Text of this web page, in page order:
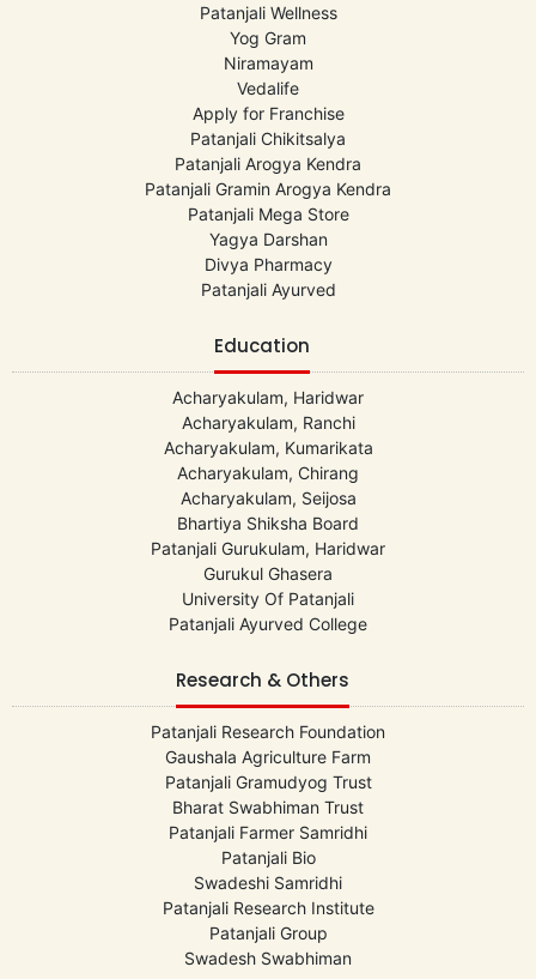
Patanjali Wellness
Yog Gram
Niramayam
Vedalife
Apply for Franchise
Patanjali Chikitsalya
Patanjali Arogya Kendra
Patanjali Gramin Arogya Kendra
Patanjali Mega Store
Yagya Darshan
Divya Pharmacy
Patanjali Ayurved
Education
Acharyakulam, Haridwar
Acharyakulam, Ranchi
Acharyakulam, Kumarikata
Acharyakulam, Chirang
Acharyakulam, Seijosa
Bhartiya Shiksha Board
Patanjali Gurukulam, Haridwar
Gurukul Ghasera
University Of Patanjali
Patanjali Ayurved College
Research & Others
Patanjali Research Foundation
Gaushala Agriculture Farm
Patanjali Gramudyog Trust
Bharat Swabhiman Trust
Patanjali Farmer Samridhi
Patanjali Bio
Swadeshi Samridhi
Patanjali Research Institute
Patanjali Group
Swadesh Swabhiman